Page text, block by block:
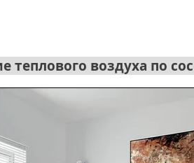
теплового воздуха по